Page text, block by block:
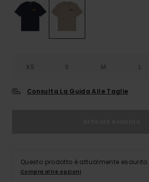
XS S M L
Consulta La Guida Alle Taglie
Questo prodotto è attualmente esaurito.
Compra altre opzioni